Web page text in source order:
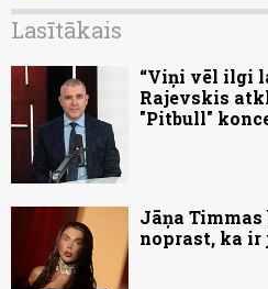
Lasītākais
“Viņi vēl ilgi
Rajevskis
"Pitbull"
Jāņa
noprast, ka ir